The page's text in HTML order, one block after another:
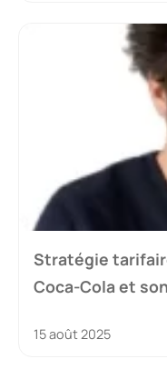
Stratégie
Coca-Cola et
15 août 2025